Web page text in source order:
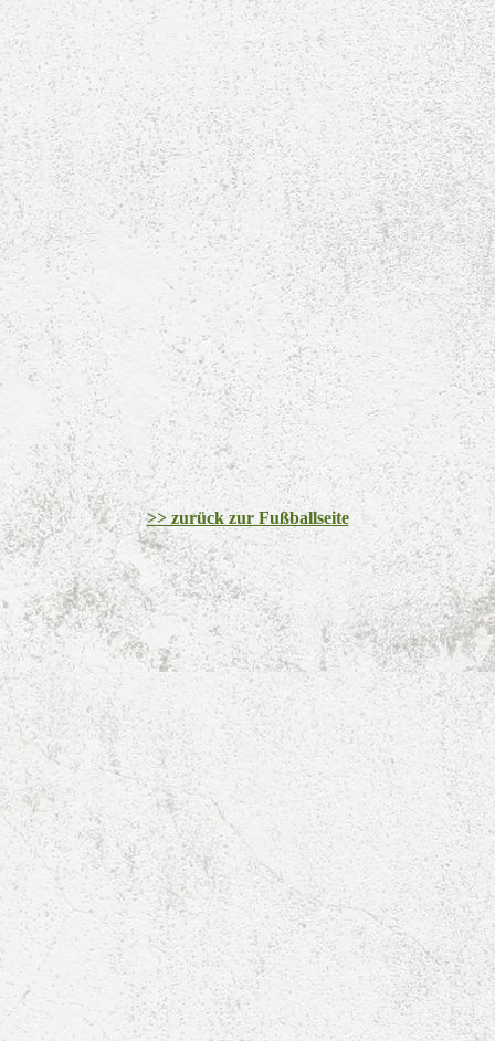
2. Mannschaft - 2005
>> zurück zur Fußballseite